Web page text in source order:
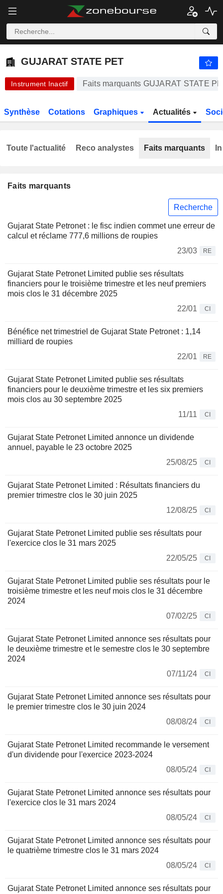
GUJARAT STATE PET
GUJARAT STATE PET
Instrument Inactif Faits marquants GUJARAT STATE
Synthèse Cotations Graphiques Actualités
Faits marquants
Recherche
Gujarat State Petronet : le fisc indien commet une erreur de
calcul et réclame 777,6 millions de roupies
23/03
RE
Gujarat State Petronet Limited publie ses résultats
financiers pour le troisième trimestre et les neuf premiers
mois clos le 31 décembre 2025
22/01
CI
Bénéfice net trimestriel de Gujarat State Petronet : 1,14
milliard de roupies
22/01
RE
Gujarat State Petronet Limited publie ses résultats
financiers pour le deuxième trimestre et les six premiers
mois clos au 30 septembre 2025
11/11
CI
Gujarat State Petronet Limited annonce un dividende
annuel, payable le 23 octobre 2025
25/08/25
CI
Gujarat State Petronet Limited : Résultats financiers du
premier trimestre clos le 30 juin 2025
12/08/25
CI
Gujarat State Petronet Limited publie ses résultats pour
l'exercice clos le 31 mars 2025
22/05/25
CI
Gujarat State Petronet Limited publie ses résultats pour le
troisième trimestre et les neuf mois clos le 31 décembre
2024
07/02/25
CI
Gujarat State Petronet Limited annonce ses résultats pour
le deuxième trimestre et le semestre clos le 30 septembre
2024
07/11/24
CI
Gujarat State Petronet Limited annonce ses résultats pour
le premier trimestre clos le 30 juin 2024
08/08/24
CI
Gujarat State Petronet Limited recommande le versement
d'un dividende pour l'exercice 2023-2024
08/05/24
CI
Gujarat State Petronet Limited annonce ses résultats pour
l'exercice clos le 31 mars 2024
08/05/24
CI
Gujarat State Petronet Limited annonce ses résultats pour
le quatrième trimestre clos le 31 mars 2024
08/05/24
CI
Gujarat State Petronet Limited annonce ses résultats pour
Toute l'actualité Reco analystes Faits marquants